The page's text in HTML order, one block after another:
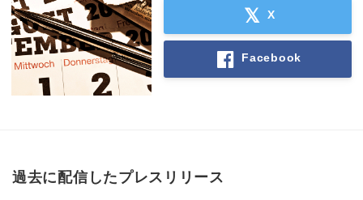
X
Facebook
過去に配信したプレスリリース